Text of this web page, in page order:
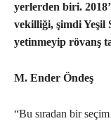
yerlerden biri.
vekilliği, şimdi Yeşil
yetinmeyip rövanş
M. Ender Öndeş
“Bu sıradan bir